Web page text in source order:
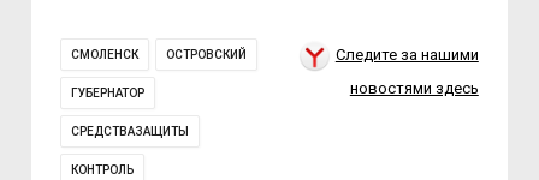
СМОЛЕНСК ОСТРОВСКИЙ
ГУБЕРНАТОР
СРЕДСТВАЗАЩИТЫ
КОНТРОЛЬ
Следите за нашими
новостями здесь